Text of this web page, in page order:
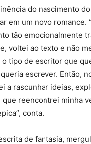
do nascimento
em um novo romance.
tão emocionalmente
voltei ao texto e não
o tipo de escritor que
escrever. Então,
a rascunhar ideias,
que reencontrei minha
conta.
de fantasia,